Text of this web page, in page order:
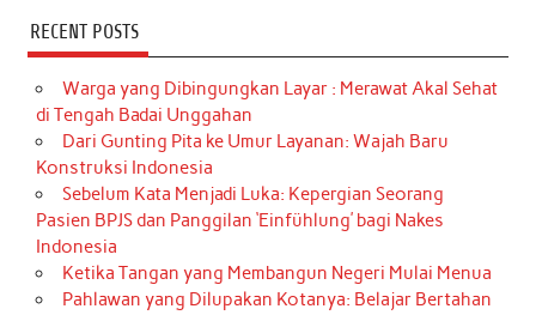
RECENT POSTS
Warga yang Dibingungkan Layar : Merawat Akal Sehat
di Tengah Badai Unggahan
Dari Gunting Pita ke Umur Layanan: Wajah Baru
Konstruksi Indonesia
Sebelum Kata Menjadi Luka: Kepergian Seorang
Pasien BPJS dan Panggilan ‘Einfühlung’ bagi Nakes
Indonesia
Ketika Tangan yang Membangun Negeri Mulai Menua
Pahlawan yang Dilupakan Kotanya: Belajar Bertahan